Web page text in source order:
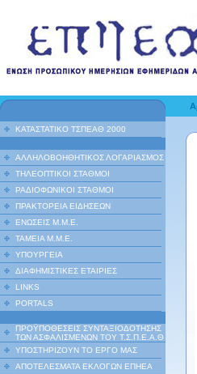
ΚΑΤΑΣΤΑΤΙΚΟ ΤΣΠΕΑΘ 2000
ΑΛΛΗΛΟΒΟΗΘΗΤΙΚΟΣ ΛΟΓΑΡΙΑΣΜΟΣ
ΤΗΛΕΟΠΤΙΚΟΙ ΣΤΑΘΜΟΙ
ΡΑΔΙΟΦΩΝΙΚΟΙ ΣΤΑΘΜΟΙ
ΠΡΑΚΤΟΡΕΙΑ ΕΙΔΗΣΕΩΝ
ΕΝΩΣΕΙΣ Μ.Μ.Ε.
ΤΑΜΕΙΑ Μ.Μ.Ε.
ΥΠΟΥΡΓΕΙΑ
ΔΙΑΦΗΜΙΣΤΙΚΕΣ ΕΤΑΙΡΙΕΣ
LINKS
PORTALS
ΠΡΟΫΠΟΘΕΣΕΙΣ ΣΥΝΤΑΞΙΟΔΟΤΗΣΗΣ
ΤΩΝ ΑΣΦΑΛΙΣΜΕΝΩΝ ΤΟΥ Τ.Σ.Π.Ε.Α.Θ
ΥΠΟΣΤΗΡΙΖΟΥΝ ΤΟ ΕΡΓΟ ΜΑΣ
ΑΠΟΤΕΛΕΣΜΑΤΑ ΕΚΛΟΓΩΝ ΕΠΗΕΑ